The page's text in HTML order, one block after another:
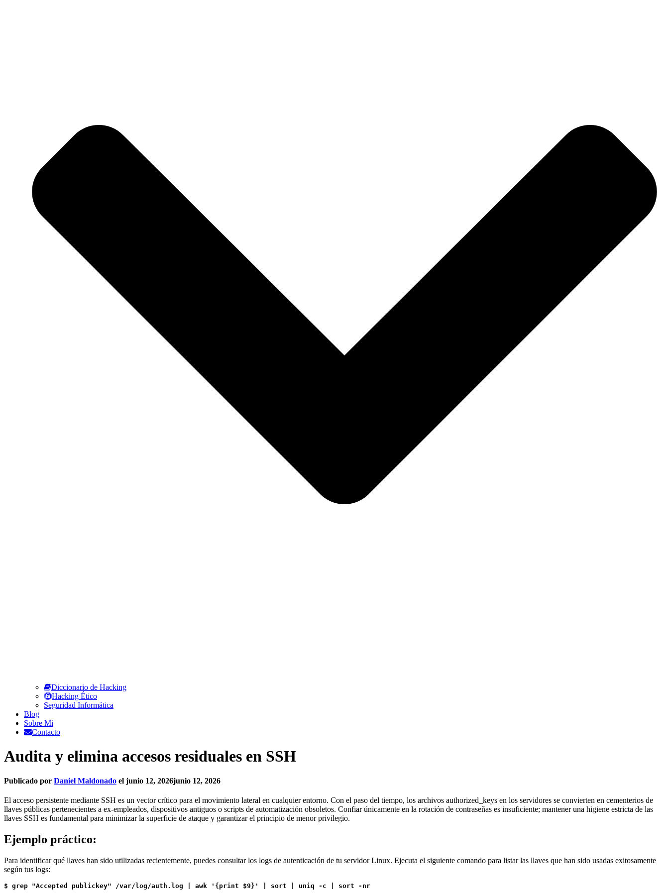
Diccionario de Hacking
Hacking Ético
Seguridad Informática
Blog
Sobre Mi
Contacto
Audita y elimina accesos residuales en SSH
Publicado por Daniel Maldonado el junio 12, 2026junio 12, 2026
El acceso persistente mediante SSH es un vector crítico para el movimiento lateral en cualquier entorno. Con el paso del tiempo, los archivos authorized_keys en los servidores se convierten en cementerios de
llaves públicas pertenecientes a ex-empleados, dispositivos antiguos o scripts de automatización obsoletos. Confiar únicamente en la rotación de contraseñas es insuficiente; mantener una higiene estricta de las
llaves SSH es fundamental para minimizar la superficie de ataque y garantizar el principio de menor privilegio.
Ejemplo práctico:
Para identificar qué llaves han sido utilizadas recientemente, puedes consultar los logs de autenticación de tu servidor Linux. Ejecuta el siguiente comando para listar las llaves que han sido usadas exitosamente
según tus logs:
$ grep "Accepted publickey" /var/log/auth.log | awk '{print $9}' | sort | uniq -c | sort -nr